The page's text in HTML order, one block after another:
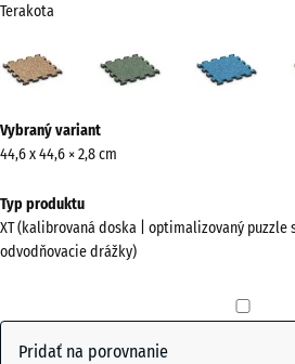
Terakota
(active)
trávnik
informácií
o
Zobraziť
farebnú
(active)
Vybraný variant
44,6 x 44,6 × 2,8 cm
Typ produktu
XT (kalibrovaná doska | optimalizovaný puzzle
odvodňovacie drážky)
Pridať na porovnanie